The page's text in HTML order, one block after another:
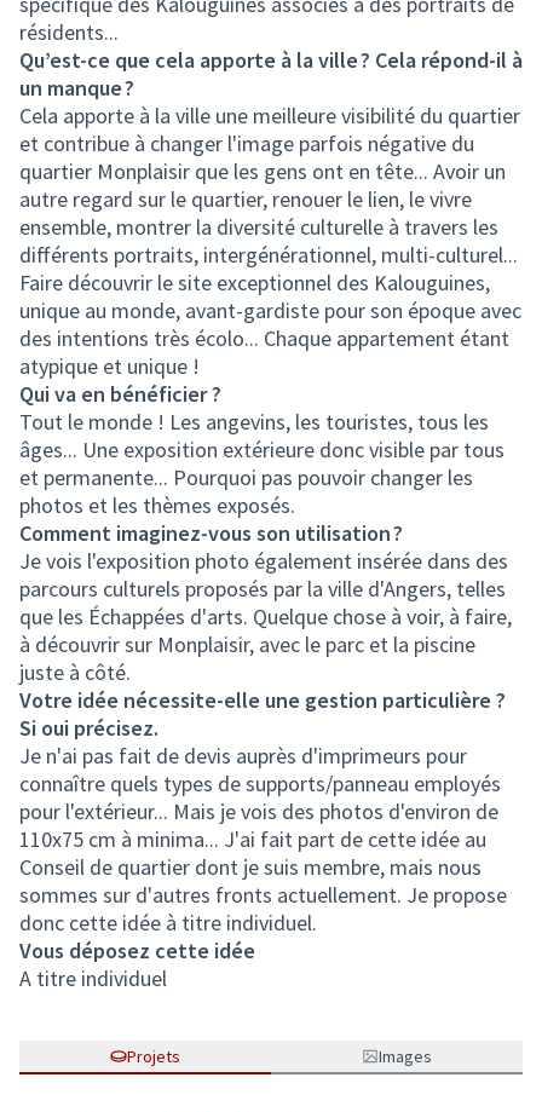
résidents...
Qu’est-ce que cela apporte à la ville ? Cela répond-il à
un manque ?
Cela apporte à la ville une meilleure visibilité du quartier
et contribue à changer l'image parfois négative du
quartier Monplaisir que les gens ont en tête... Avoir un
autre regard sur le quartier, renouer le lien, le vivre
ensemble, montrer la diversité culturelle à travers les
différents portraits, intergénérationnel, multi-culturel...
Faire découvrir le site exceptionnel des Kalouguines,
unique au monde, avant-gardiste pour son époque avec
des intentions très écolo... Chaque appartement étant
atypique et unique !
Qui va en bénéficier ?
Tout le monde ! Les angevins, les touristes, tous les
âges... Une exposition extérieure donc visible par tous
et permanente... Pourquoi pas pouvoir changer les
photos et les thèmes exposés.
Comment imaginez-vous son utilisation ?
Je vois l'exposition photo également insérée dans des
parcours culturels proposés par la ville d'Angers, telles
que les Échappées d'arts. Quelque chose à voir, à faire,
à découvrir sur Monplaisir, avec le parc et la piscine
juste à côté.
Votre idée nécessite-elle une gestion particulière ?
Si oui précisez.
Je n'ai pas fait de devis auprès d'imprimeurs pour
connaître quels types de supports/panneau employés
pour l'extérieur... Mais je vois des photos d'environ de
110x75 cm à minima... J'ai fait part de cette idée au
Conseil de quartier dont je suis membre, mais nous
sommes sur d'autres fronts actuellement. Je propose
donc cette idée à titre individuel.
Vous déposez cette idée
A titre individuel
Projets Images